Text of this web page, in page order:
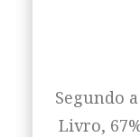
Segundo
Livro,